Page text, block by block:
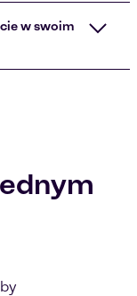
w swoim